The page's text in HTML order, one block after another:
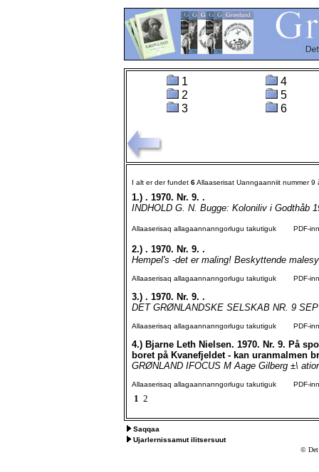
1
2
3
4
5
6
I alt er der fundet 6Allaaserisat Uanngaanniit nummer 9
1.) . 1970. Nr. 9. .
INDHOLD G. N. Bugge: Koloniliv i Godthåb
Allaaserisaq allagaannanngorlugu takutiguk PDF-
2.) . 1970. Nr. 9. .
Hempel's -det er maling! Beskyttende
Allaaserisaq allagaannanngorlugu takutiguk PDF-
3.) . 1970. Nr. 9. .
DET GRØNLANDSKE SELSKAB NR. 9
Allaaserisaq allagaannanngorlugu takutiguk PDF-
4.) Bjarne Leth Nielsen. 1970. Nr. 9. På
boret på Kvanefjeldet - kan uranmalmen
GRØNLAND IFOCUS M Aage Gilberg ±\
Allaaserisaq allagaannanngorlugu takutiguk PDF-
1 2
Saqqaa
Ujarlernissamut ilitsersuut
© Det